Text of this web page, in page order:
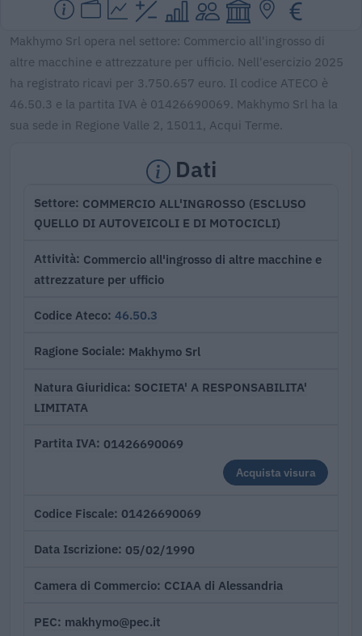
Makhymo Srl opera nel settore: Commercio all'ingrosso di
altre macchine e attrezzature per ufficio. Nell'esercizio 2025
ha registrato ricavi per 3.750.657 euro. Il codice ATECO è
46.50.3 e la partita IVA è 01426690069. Makhymo Srl ha la
sua sede in Regione Valle 2, 15011, Acqui Terme.
Dati
Settore COMMERCIO ALL'INGROSSO (ESCLUSO
QUELLO DI AUTOVEICOLI E DI MOTOCICLI)
Attività Commercio all'ingrosso di altre macchine e
attrezzature per ufficio
Codice Ateco 46.50.3
Ragione Sociale Makhymo Srl
Natura Giuridica SOCIETA' A RESPONSABILITA'
LIMITATA
Partita IVA 01426690069
Acquista visura
Codice Fiscale 01426690069
Data Iscrizione 05/02/1990
Camera di Commercio CCIAA di Alessandria
PEC makhymo@pec.it